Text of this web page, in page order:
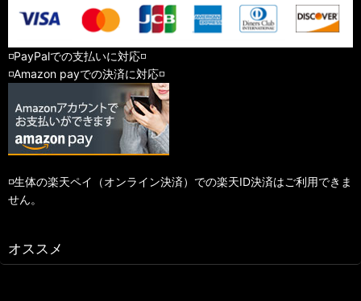
◽️PayPalでの支払いに対応◽️
◽️Amazon payでの決済に対応◽️
◽️生体の楽天ペイ（オンライン決済）での楽天ID決済はご利用できま
せん。
オススメ